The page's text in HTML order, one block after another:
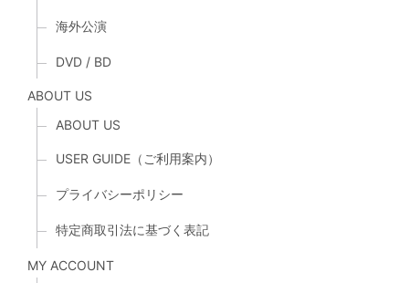
海外公演
DVD / BD
ABOUT US
ABOUT US
USER GUIDE（ご利用案内）
プライバシーポリシー
特定商取引法に基づく表記
MY ACCOUNT